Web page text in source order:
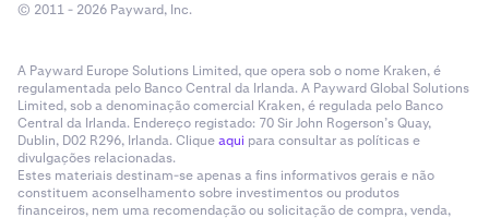
© 2011 - 2026 Payward, Inc.
A Payward Europe Solutions Limited, que opera sob o nome Kraken, é
regulamentada pelo Banco Central da Irlanda. A Payward Global Solutions
Limited, sob a denominação comercial Kraken, é regulada pelo Banco
Central da Irlanda. Endereço registado: 70 Sir John Rogerson’s Quay,
Dublin, D02 R296, Irlanda. Cliqueaqui para consultar as políticas e
divulgações relacionadas.
Estes materiais destinam-se apenas a fins informativos gerais e não
constituem aconselhamento sobre investimentos ou produtos
financeiros, nem uma recomendação ou solicitação de compra, venda,